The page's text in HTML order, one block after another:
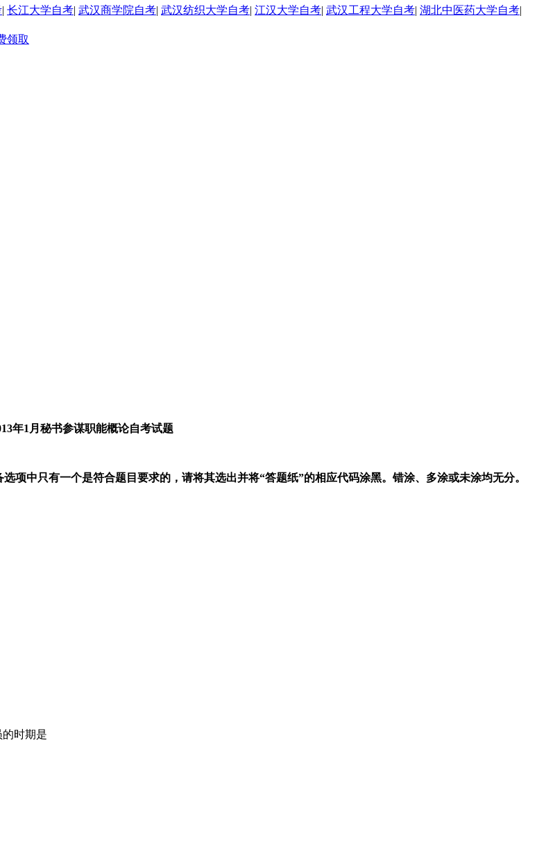
| 长江大学自考| 武汉商学院自考| 武汉纺织大学自考| 江汉大学自考| 武汉工程大学自考| 湖北中医药大学自考|
年1月秘书参谋职能概论自考试题
项中只有一个是符合题目要求的，请将其选出并将“答题纸”的相应代码涂黑。错涂、多涂或未涂均无分。
时期是